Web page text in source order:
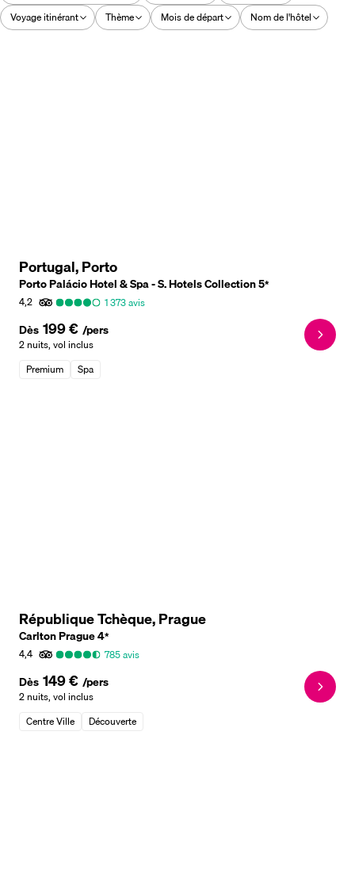
Voyage itinérant
Thème Mois de départ Nom de l'hôtel
Portugal, Porto
Porto Palácio Hotel & Spa - S. Hotels Collection5*
4,2
1 373avis
Dès 199 € /pers
2 nuits, vol inclus
Premium
Spa
République Tchèque, Prague
Carlton Prague4*
4,4
785avis
Dès 149 € /pers
2 nuits, vol inclus
Centre Ville
Découverte